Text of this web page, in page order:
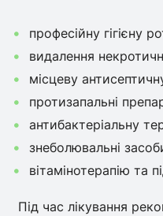
професійну гігієну
видалення
місцеву
протизапальні
антибактеріальну
знеболювальні
вітамінотерапію та
Під час лікування